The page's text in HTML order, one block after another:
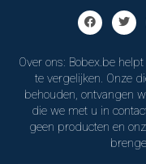
Over ons: Bobex.be
te vergelijken. Onze
behouden, ontvangen
die we met u in
geen producten en